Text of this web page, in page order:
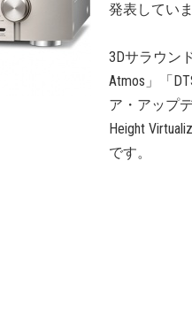
発表していま
3Dサラウン
Atmos」「
ア・アップ
Height
です。